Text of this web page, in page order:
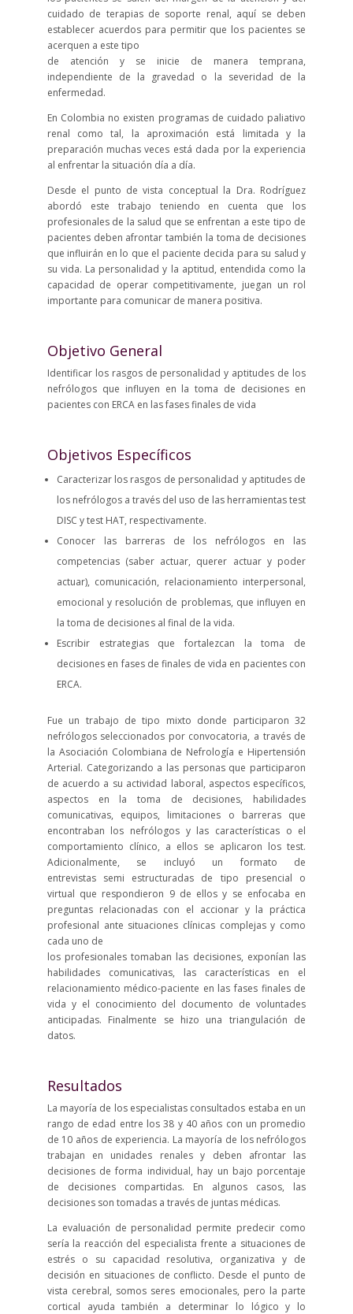
cuidado de terapias de soporte renal, aquí se deben
establecer acuerdos para permitir que los pacientes se
acerquen a este tipo
de atención y se inicie de manera temprana,
independiente de la gravedad o la severidad de la
enfermedad.
En Colombia no existen programas de cuidado paliativo
renal como tal, la aproximación está limitada y la
preparación muchas veces está dada por la experiencia
al enfrentar la situación día a día.
Desde el punto de vista conceptual la Dra. Rodríguez
abordó este trabajo teniendo en cuenta que los
profesionales de la salud que se enfrentan a este tipo de
pacientes deben afrontar también la toma de decisiones
que influirán en lo que el paciente decida para su salud y
su vida. La personalidad y la aptitud, entendida como la
capacidad de operar competitivamente, juegan un rol
importante para comunicar de manera positiva.
Objetivo General
Identificar los rasgos de personalidad y aptitudes de los
nefrólogos que influyen en la toma de decisiones en
pacientes con ERCA en las fases finales de vida
Objetivos Específicos
Caracterizar los rasgos de personalidad y aptitudes de
los nefrólogos a través del uso de las herramientas test
DISC y test HAT, respectivamente.
Conocer las barreras de los nefrólogos en las
competencias (saber actuar, querer actuar y poder
actuar), comunicación, relacionamiento interpersonal,
emocional y resolución de problemas, que influyen en
la toma de decisiones al final de la vida.
Escribir estrategias que fortalezcan la toma de
decisiones en fases de finales de vida en pacientes con
ERCA.
Fue un trabajo de tipo mixto donde participaron 32
nefrólogos seleccionados por convocatoria, a través de
la Asociación Colombiana de Nefrología e Hipertensión
Arterial. Categorizando a las personas que participaron
de acuerdo a su actividad laboral, aspectos específicos,
aspectos en la toma de decisiones, habilidades
comunicativas, equipos, limitaciones o barreras que
encontraban los nefrólogos y las características o el
comportamiento clínico, a ellos se aplicaron los test.
Adicionalmente, se incluyó un formato de
entrevistas semi estructuradas de tipo presencial o
virtual que respondieron 9 de ellos y se enfocaba en
preguntas relacionadas con el accionar y la práctica
profesional ante situaciones clínicas complejas y como
cada uno de
los profesionales tomaban las decisiones, exponían las
habilidades comunicativas, las características en el
relacionamiento médico-paciente en las fases finales de
vida y el conocimiento del documento de voluntades
anticipadas. Finalmente se hizo una triangulación de
datos.
Resultados
La mayoría de los especialistas consultados estaba en un
rango de edad entre los 38 y 40 años con un promedio
de 10 años de experiencia. La mayoría de los nefrólogos
trabajan en unidades renales y deben afrontar las
decisiones de forma individual, hay un bajo porcentaje
de decisiones compartidas. En algunos casos, las
decisiones son tomadas a través de juntas médicas.
La evaluación de personalidad permite predecir como
sería la reacción del especialista frente a situaciones de
estrés o su capacidad resolutiva, organizativa y de
decisión en situaciones de conflicto. Desde el punto de
vista cerebral, somos seres emocionales, pero la parte
cortical ayuda también a determinar lo lógico y lo